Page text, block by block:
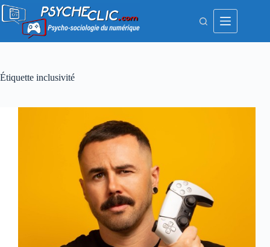
Passer
contenu
Étiquette inclusivité